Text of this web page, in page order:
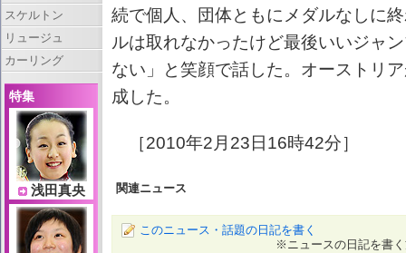
続で個人、団体ともにメダルなしに
ルは取れなかったけど最後いいジャ
ない」と笑顔で話した。オーストリ
成した。
［2010年2月23日16時42分］
関連ニュース
このニュース・話題の日記を書く
※ニュースの日記を書
スケルトン
リュージュ
カーリング
特集
浅田真央